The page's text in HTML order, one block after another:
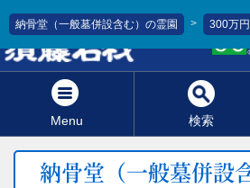
Menu 検索
納骨堂（一般墓併設含む）の霊園 > 300万
納骨堂（一般墓併設